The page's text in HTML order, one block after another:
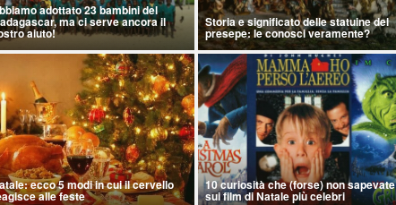
adottato 23 bambini del
ma ci serve ancora il
aiuto!
Storia e significato delle statuine del
presepe: le conosci veramente?
ecco 5 modi in cui il cervello
alle feste
10 curiosità che (forse) non sapevate
sui film di Natale più celebri